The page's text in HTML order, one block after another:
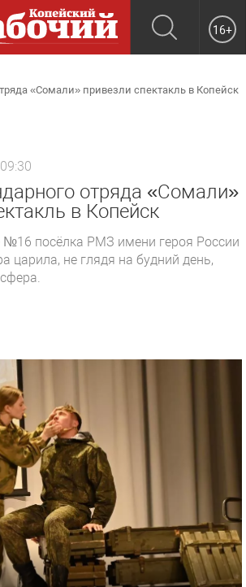
16+
«Сомали» привезли спектакль в Копейск
отряда «Сомали»
в Копейск
№16 посёлка РМЗ имени героя России
царила, не глядя на будний день,